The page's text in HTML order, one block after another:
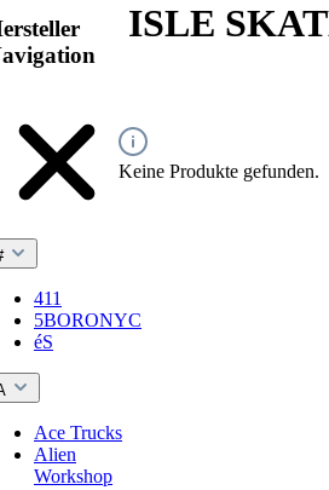
411
5BORONYC
éS
Ace Trucks
Alien
Workshop
ISLE
Keine Produkte gefunden.